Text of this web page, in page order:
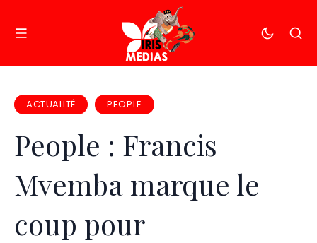
ACTUALITÉ PEOPLE
People : Francis
Mvemba marque le
coup pour